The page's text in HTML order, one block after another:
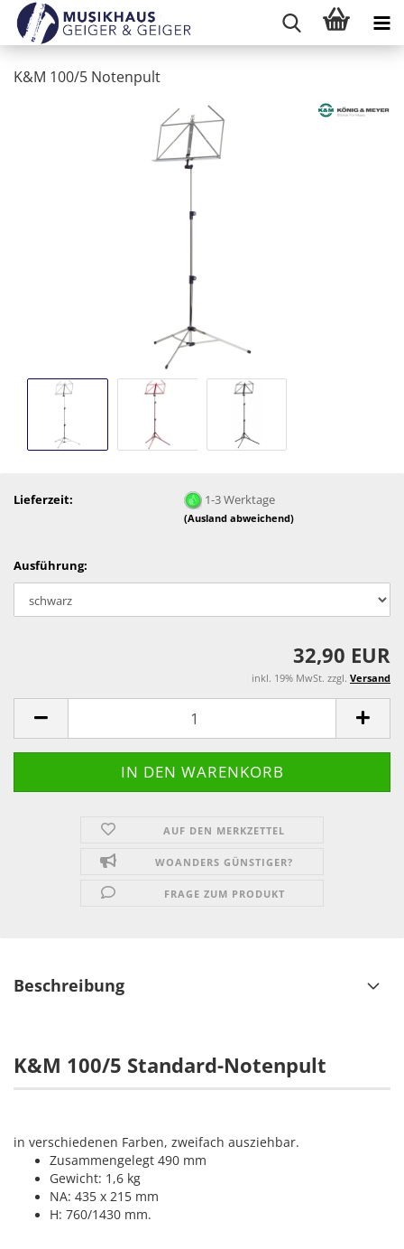
K&M 100/5 Notenpult
Lieferzeit: 1-3 Werktage
(Ausland abweichend)
Ausführung:
32,90 EUR
inkl. 19% MwSt. zzgl. Versand
AUF DEN MERKZETTEL
WOANDERS GÜNSTIGER?
FRAGE ZUM PRODUKT
Beschreibung
K&M 100/5 Standard-Notenpult
in verschiedenen Farben, zweifach ausziehbar.
Zusammengelegt 490 mm
Gewicht: 1,6 kg
NA: 435 x 215 mm
H: 760/1430 mm.